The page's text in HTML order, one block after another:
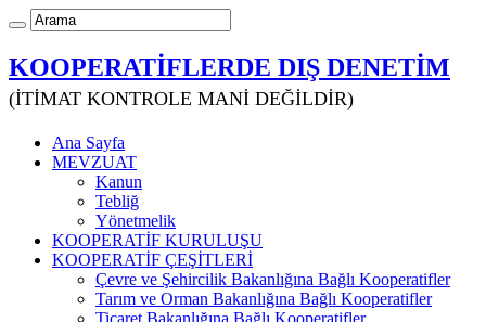
KOOPERATİFLERDE DIŞ DENETİM
(İTİMAT KONTROLE MANİ DEĞİLDİR)
Ana Sayfa
MEVZUAT
Kanun
Tebliğ
Yönetmelik
KOOPERATİF KURULUŞU
KOOPERATİF ÇEŞİTLERİ
Çevre ve Şehircilik Bakanlığına Bağlı Kooperatifler
Tarım ve Orman Bakanlığına Bağlı Kooperatifler
Ticaret Bakanlığına Bağlı Kooperatifler